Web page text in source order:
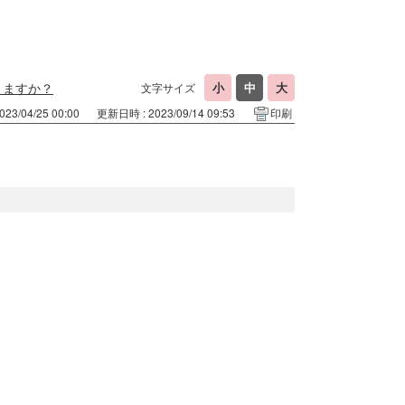
文字サイズ
すか？
04/25 00:00 更新日時 : 2023/09/14 09:53 印刷